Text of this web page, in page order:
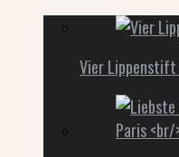
Vier Lippenstift